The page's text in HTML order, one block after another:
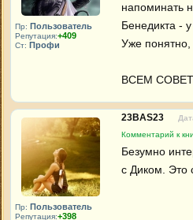
Пр: Пользователь
Репутация:+409
Ст: Профи
напоминать
Бенедикта -
Уже
ВСЕМ
Пр: Пользователь
Репутация:+398
23BAS23
Комментарий к
Безумно
с Диком. Это